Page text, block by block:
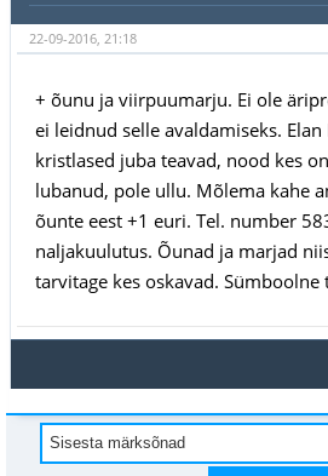
22-09-2016, 21:18
+ õunu ja viirpuumarju. Ei ole
ei leidnud selle avaldamiseks. Elan
kristlased juba teavad, nood kes
lubanud, pole ullu. Mõlema kahe
õunte eest +1 euri. Tel. number
naljakuulutus. Õunad ja marjad
tarvitage kes oskavad. Sümboolne